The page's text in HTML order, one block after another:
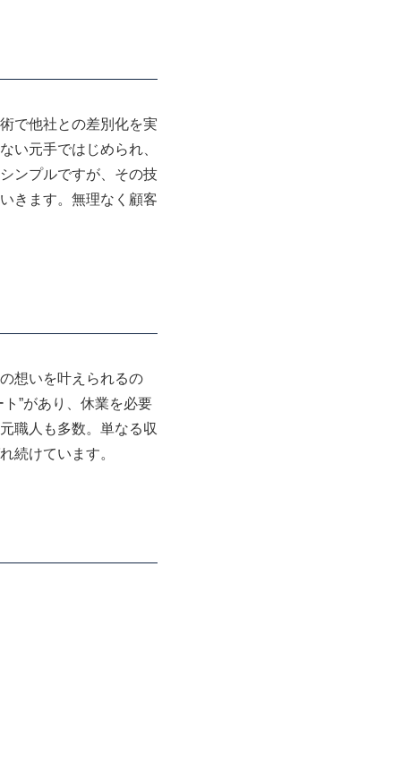
で他社との差別化を実
い元手ではじめられ、
ンプルですが、その技
きます。無理なく顧客
想いを叶えられるの
”があり、休業を必要
職人も多数。単なる収
続けています。